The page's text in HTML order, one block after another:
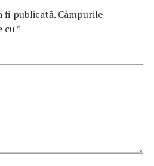
fi publicată. Câmpurile
cu*